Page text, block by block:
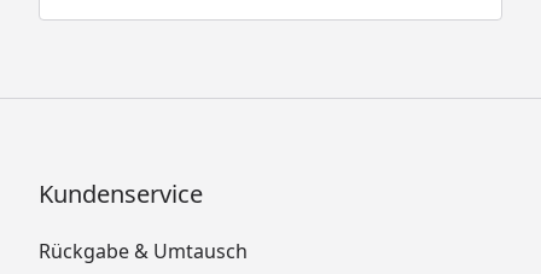
Kundenservice
Rückgabe & Umtausch